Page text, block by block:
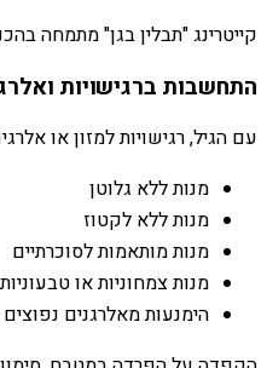
קייטרינג "תבלין בגן" מתמחה
התחשבות ברגישויות
עם הגיל, רגישויות למזון או
מנות ללא גלוטן
מנות ללא לקטוז
מנות מותאמות לסוכרתיים
מנות צמחוניות או טבעוניות
הימנעות מאלרגנים